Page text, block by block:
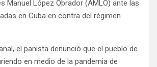
Manuel López Obrador (AMLO) ante las
en Cuba en contra del régimen
el panista denunció que el pueblo de
en medio de la pandemia de